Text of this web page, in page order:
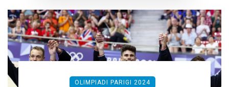
OLIMPIADI PARIGI 2024